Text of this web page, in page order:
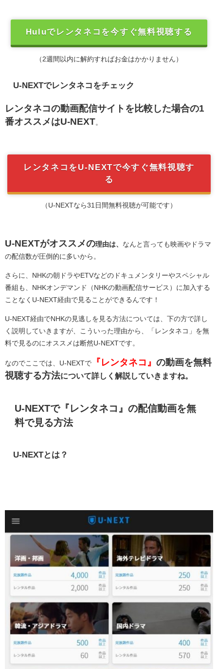
Huluでレンタネコを今すぐ無料視聴する
（2週間以内に解約すればお金はかかりません）
U-NEXTでレンタネコをチェック
レンタネコの動画配信サイトを比較した場合の1
番オススメはU-NEXT。
レンタネコをU-NEXTで今すぐ無料視聴す
る
（U-NEXTなら31日間無料視聴が可能です）
U-NEXTがオススメの理由は、 なんと言っても映画やドラマ
の配信数が圧倒的に多いから。
さらに、NHKの朝ドラやETVなどのドキュメンタリーやスペシャル
番組も、NHKオンデマンド（NHKの動画配信サービス）に加入する
ことなくU-NEXT経由で見ることができるんです！
U-NEXT経由でNHKの見逃しを見る方法については、下の方で詳し
く説明していきますが、こういった理由から、「レンタネコ」を無
料で見るのにオススメは断然U-NEXTです。
なのでここでは、U-NEXTで 『レンタネコ』 の動画を無料
視聴する方法について詳しく解説していきますね。
U-NEXTで『レンタネコ』の配信動画を無
料で見る方法
U-NEXTとは？